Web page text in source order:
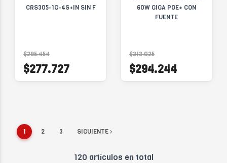
CRS305-1G-4S+IN SIN F
$295.454
$277.727
60W GIGA POE+ CON
FUENTE
$313.025
$294.244
1 2 3 SIGUIENTE
120 artículos en total